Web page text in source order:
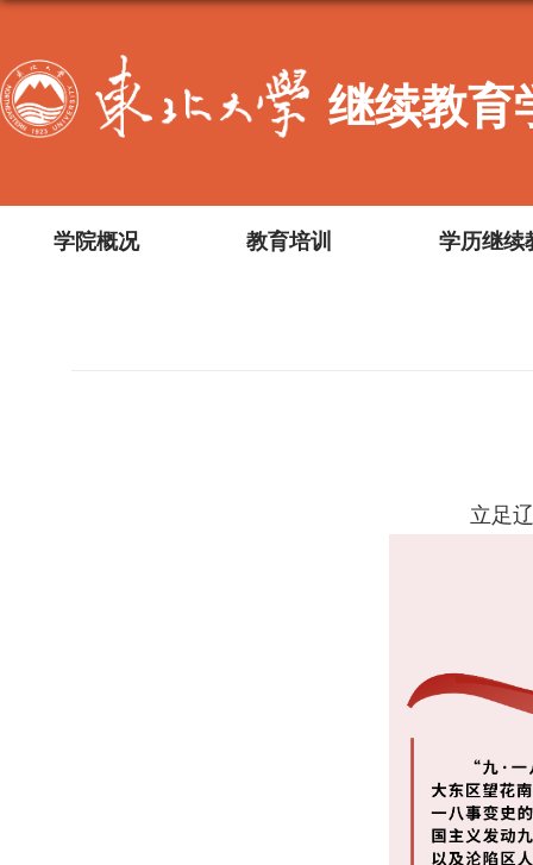
继续教育
学院概况 教育培训 学历继续
立足